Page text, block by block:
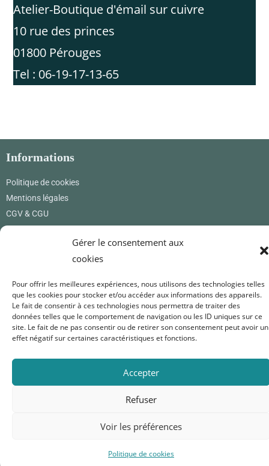
Gérer le consentement aux
cookies
Pour offrir les meilleures expériences, nous utilisons des technologies telles
que les cookies pour stocker et/ou accéder aux informations des appareils.
Le fait de consentir à ces technologies nous permettra de traiter des
données telles que le comportement de navigation ou les ID uniques sur ce
site. Le fait de ne pas consentir ou de retirer son consentement peut avoir un
effet négatif sur certaines caractéristiques et fonctions.
Accepter
Refuser
Voir les préférences
Politique de cookies
Atelier-Boutique d'émail sur cuivre
10 rue des princes
01800 Pérouges
Tel : 06-19-17-13-65
Informations
Politique de cookies
Mentions légales
CGV & CGU
Où nous trouver
01800 Pérouges
France
0619171365
renardpetite@gmail.com